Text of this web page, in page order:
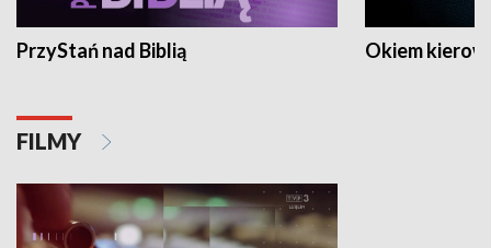
PrzyStań nad Biblią Okiem
FILMY